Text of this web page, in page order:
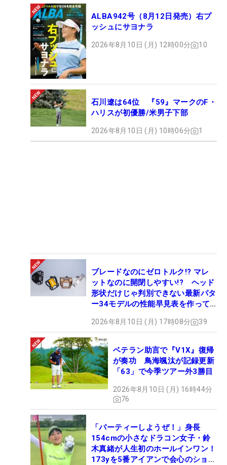
ALBA942号（8月12日発売）右プ
ッシュにサヨナラ
2026年8月10日 (月) 12時00分 10
石川遼は64位 『59』マークのF・
ハリスが初優勝/米男子下部
2026年8月10日 (月) 10時06分 1
ブレードなのにゼロトルク!? マレ
ットなのに開閉しやすい!? ヘッド
形状だけじゃ判別できない最新パタ
ー34モデルの性能早見表を作って
2026年8月10日 (月) 17時08分 39
ベテラン助言で『V1X』復帰
が奏功 鳥海颯汰が記録更新
「63」で今季ツアー外3勝目
2026年8月10日 (月) 16時44分
76
「パーティーしようぜ！」身長
154cmの小さなドラコン女子・鈴
木真緒が人生初のホールインワン！
173yを5番アイアンで会心のショッ